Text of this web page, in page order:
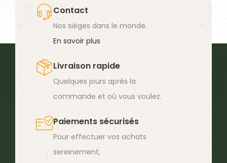
Contact
Nos sièges dans le monde.
En savoir plus
Livraison rapide
Quelques jours après la
commande et où vous voulez.
Paiements sécurisés
Pour effectuer vos achats
sereinement,